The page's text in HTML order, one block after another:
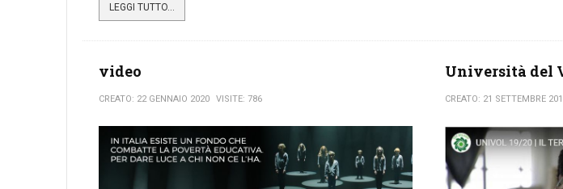
LEGGI TUTTO...
video
CREATO: 22 GENNAIO 2020 VISITE: 786
Università del
CREATO: 21 SETTEMBRE